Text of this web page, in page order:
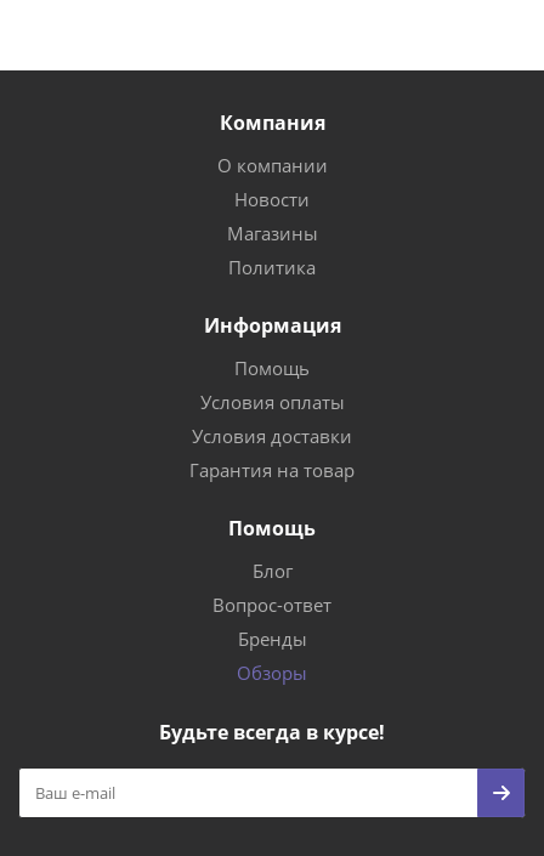
Компания
О компании
Новости
Магазины
Политика
Информация
Помощь
Условия оплаты
Условия доставки
Гарантия на товар
Помощь
Блог
Вопрос-ответ
Бренды
Обзоры
Будьте всегда в курсе!